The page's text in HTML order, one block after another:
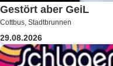
Gestört aber GeiL
Cottbus, Stadtbrunnen
29.08.2026